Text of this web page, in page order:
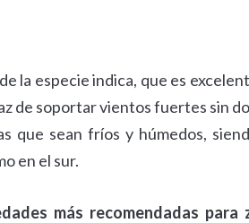
la especie indica, que es
de soportar vientos fuertes sin
que sean fríos y húmedos,
en el sur.
más recomendadas para